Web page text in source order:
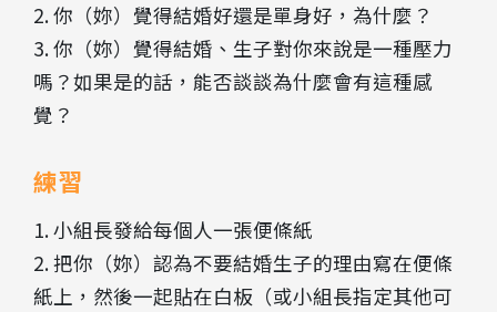
2. 你（妳）覺得結婚好還是單身好，為什麼？
3. 你（妳）覺得結婚、生子對你來說是一種壓力
嗎？如果是的話，能否談談為什麼會有這種感
覺？
練習
1. 小組長發給每個人一張便條紙
2. 把你（妳）認為不要結婚生子的理由寫在便條
紙上，然後一起貼在白板（或小組長指定其他可